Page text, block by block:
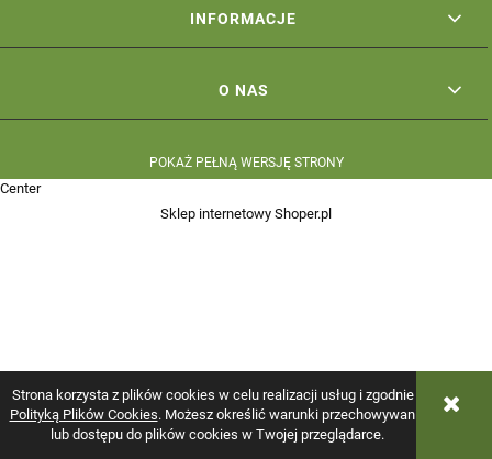
Strona korzysta z plików cookies w celu realizacji usług i zgodnie z
Polityką Plików Cookies. Możesz określić warunki przechowywania
lub dostępu do plików cookies w Twojej przeglądarce.
INFORMACJE
O NAS
POKAŻ PEŁNĄ WERSJĘ STRONY
Center
Sklep internetowy Shoper.pl